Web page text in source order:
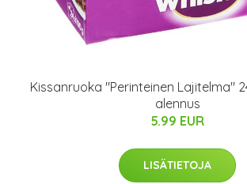
Kissanruoka "Perinteinen Lajitelma"
alennus
5.99 EUR
LISÄTIETOJA